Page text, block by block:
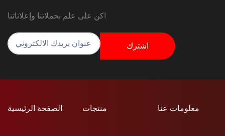
كن على علم بحملاتنا وإعلاناتنا!
اشترك
الصفحة الرئيسية منتجات معلومات عنا